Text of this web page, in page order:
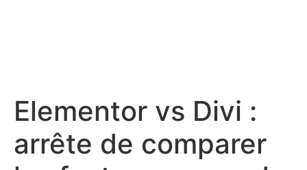
Elementor vs Divi :
arrête de comparer